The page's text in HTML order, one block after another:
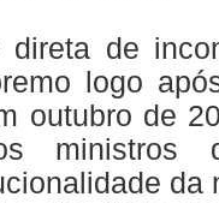
direta de
logo
outubro de
ministros
da